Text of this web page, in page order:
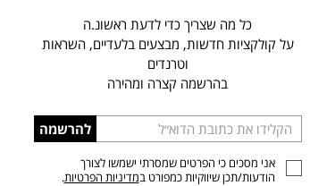
כל מה שצריך כדי לדעת ראשונ.ה
על קולקציות חדשות, מבצעים בלעדיים, השראות
וטרנדים
בהרשמה קצרה ומהירה
הכניסו
כתובת
דוא”ל
להרשמה
אני מסכים כי הפרטים שמסרתי ישמשו לצורך
הודעות/תכן שיווקיות כמפורט במדיניות הפרטיות.